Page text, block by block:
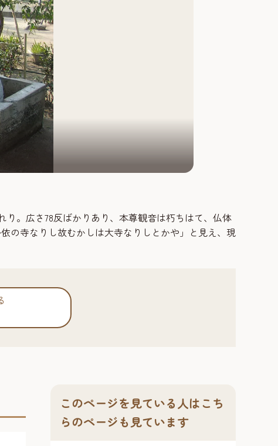
。広さ78反ばかりあり、本尊観音は朽ちはて、仏体
の寺なりし故むかしは大寺なりしとかや」と見え、現
このページを見ている人はこち
らのページも見ています